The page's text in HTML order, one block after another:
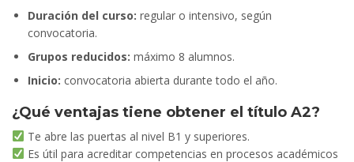
Duración del curso: regular o intensivo, según
convocatoria.
Grupos reducidos: máximo 8 alumnos.
Inicio: convocatoria abierta durante todo el año.
¿Qué ventajas tiene obtener el título A2?
Te abre las puertas al nivel B1 y superiores.
Es útil para acreditar competencias en procesos académicos